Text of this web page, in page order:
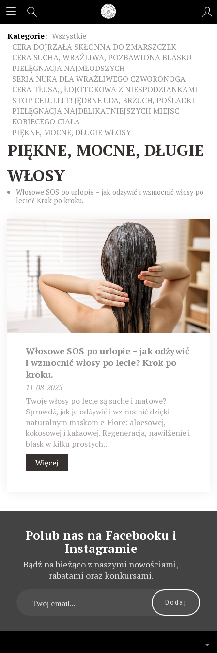
Kategorie: Wszystkie
CERA DOJRZAŁA SKŁONNA DO ZMARSZCZEK
CERA SUCHA, WRAŻLIWA, POZBAWIONA BLASKU
PIELĘGNACJA NAJMŁODSZYCH
SERIA NUKA DLA WRAŻLIWEGO CZWORONOGA
CERA TŁUSA,, ŁOJOTOKOWA Z NIESPODZIANKAMI
STOP CELULLIT! JĘDRNE UDA, BRZUCH, POŚLADKI
PIELĘGNACJA NAJDELIKATNIEJSZYCH MIEJSC
KOBIECEGO CIAŁA
PIĘKNE, MOCNE, DŁUGIE WŁOSY
PIĘKNE, MOCNE, DŁUGIE
WŁOSY
Włosowe SOS po urlopie – jak odżywić i wzmocnić włosy po
lecie? Krok po kroku.
Włosowe SOS po urlopie – jak odżywić
i wzmocnić włosy po lecie? Krok po
kroku.
11-08-2025
Twoje włosy po lecie są suche i matowe?
Sprawdź, jak je odżywić i wzmocnić dzięki
naturalnym maskom e-Fiore: aloesowej,
kokosowej i kakaowej. Regeneracja, nawilżenie i
blask w kilku prostych...
Więcej
Polub nas na Facebooku i
Instagramie
Bądź na bieżąco z naszymi nowościami,
rabatami oraz konkursami.